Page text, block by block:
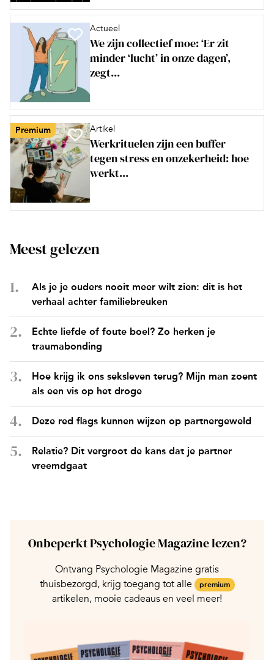
Actueel
We zijn collectief moe: ‘Er zit
minder ‘lucht’ in onze dagen’,
zegt...
Premium Artikel
Werkrituelen zijn een buffer
tegen stress en onzekerheid: hoe
werkt...
Meest gelezen
Als je je ouders nooit meer wilt zien: dit is het
verhaal achter familiebreuken
Echte liefde of foute boel? Zo herken je
traumabonding
Hoe krijg ik ons seksleven terug? Mijn man zoent
als een vis op het droge
Deze red flags kunnen wijzen op partnergeweld
Relatie? Dit vergroot de kans dat je partner
vreemdgaat
Onbeperkt Psychologie Magazine lezen?
Ontvang Psychologie Magazine gratis
thuisbezorgd, krijg toegang tot alle
premium
artikelen, mooie cadeaus en veel meer!